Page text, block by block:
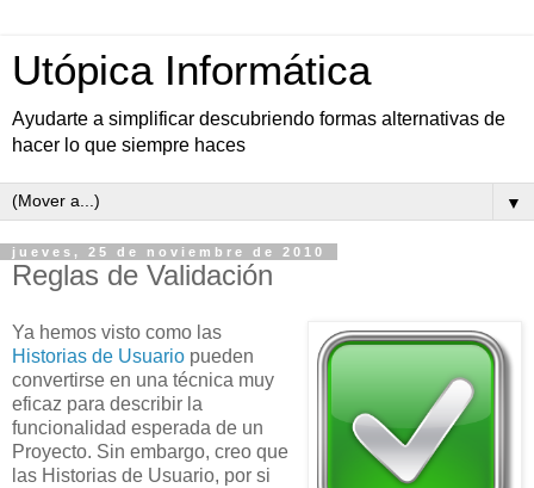
Utópica Informática
Ayudarte a simplificar descubriendo formas alternativas de
hacer lo que siempre haces
▼
jueves, 25 de noviembre de 2010
Reglas de Validación
Ya hemos visto como las
Historias de Usuario pueden
convertirse en una técnica muy
eficaz para describir la
funcionalidad esperada de un
Proyecto. Sin embargo, creo que
las Historias de Usuario, por si